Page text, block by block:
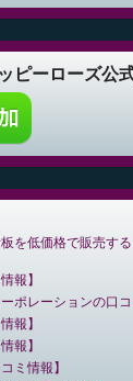
ピーローズ公
を低価格で販売す
報
ポレーションの口
報
報
ミ情報